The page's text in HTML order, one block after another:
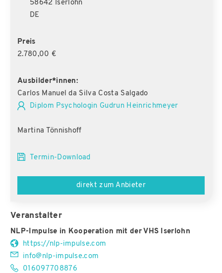
58642 Iserlohn
DE
Preis
2.780,00 €
Ausbilder*innen:
Carlos Manuel da Silva Costa Salgado
Diplom Psychologin Gudrun Heinrichmeyer
Martina Tönnishoff
Termin-Download
direkt zum Anbieter
Veranstalter
NLP-Impulse in Kooperation mit der VHS Iserlohn
https://nlp-impulse.com
info@nlp-impulse.com
016097708876